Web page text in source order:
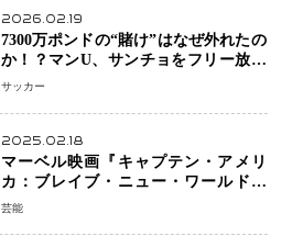
2026.02.19
7300万ポンドの“賭け”はなぜ外れたの
か！？マンU、サンチョをフリー放出
へ・・・補強戦略の転換点に
サッカー
2025.02.18
マーベル映画『キャプテン・アメリ
カ：ブレイブ・ニュー・ワールド』
新ブラック・ウィドウ役のシラ・ハー
芸能